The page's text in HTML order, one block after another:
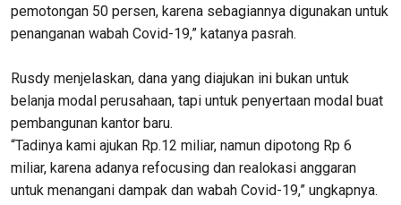
pemotongan 50 persen, karena sebagiannya digunakan untuk
penanganan wabah Covid-19,” katanya pasrah.
Rusdy menjelaskan, dana yang diajukan ini bukan untuk
belanja modal perusahaan, tapi untuk penyertaan modal buat
pembangunan kantor baru.
“Tadinya kami ajukan Rp.12 miliar, namun dipotong Rp 6
miliar, karena adanya refocusing dan realokasi anggaran
untuk menangani dampak dan wabah Covid-19,” ungkapnya.